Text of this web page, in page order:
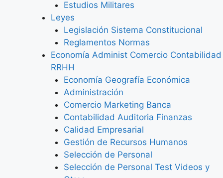
Estudios Militares
Leyes
Legislación Sistema Constitucional
Reglamentos Normas
Economía Administ Comercio Contabilidad
RRHH
Economía Geografía Económica
Administración
Comercio Marketing Banca
Contabilidad Auditoria Finanzas
Calidad Empresarial
Gestión de Recursos Humanos
Selección de Personal
Selección de Personal Test Videos y